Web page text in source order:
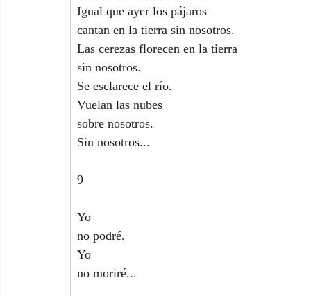
Igual que ayer los pájaros
cantan en la tierra sin nosotros.
Las cerezas florecen en la tierra
sin nosotros.
Se esclarece el río.
Vuelan las nubes
sobre nosotros.
Sin nosotros...
9
Yo
no podré.
Yo
no moriré...